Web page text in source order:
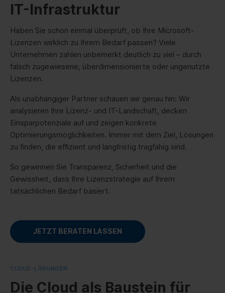
IT-Infrastruktur
Haben Sie schon einmal überprüft, ob Ihre Microsoft-
Lizenzen wirklich zu Ihrem Bedarf passen? Viele
Unternehmen zahlen unbemerkt deutlich zu viel – durch
falsch zugewiesene, überdimensionierte oder ungenutzte
Lizenzen.
Als unabhängiger Partner schauen wir genau hin: Wir
analysieren Ihre Lizenz- und IT-Landschaft, decken
Einsparpotenziale auf und zeigen konkrete
Optimierungsmöglichkeiten. Immer mit dem Ziel, Lösungen
zu finden, die effizient und langfristig tragfähig sind.
So gewinnen Sie Transparenz, Sicherheit und die
Gewissheit, dass Ihre Lizenzstrategie auf Ihrem
tatsächlichen Bedarf basiert.
JETZT BERATEN LASSEN
CLOUD-LÖSUNGEN
Die Cloud als Baustein für